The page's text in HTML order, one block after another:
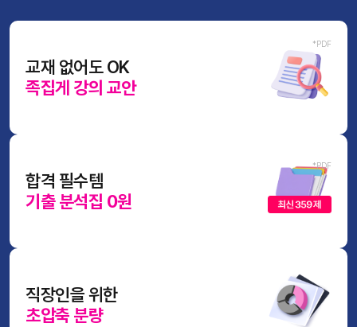
교재 없어도 OK
족집게 강의 교안
합격 필수템
기출 분석집 0원
직장인을 위한
초압축 분량